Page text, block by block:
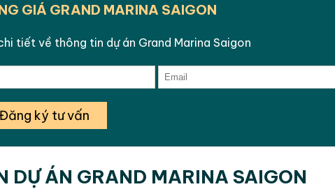
GIÁ GRAND MARINA SAIGON
tiết về thông tin dự án Grand Marina Saigon
ký tư vấn
DỰ ÁN GRAND MARINA SAIGON